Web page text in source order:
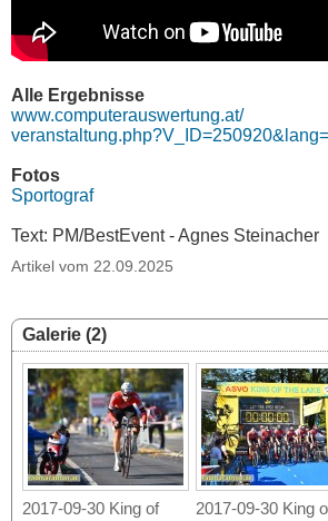
Alle Ergebnisse
www.computerauswertung.at/
Fotos
Sportograf
Text: PM/BestEvent - Agnes Steinacher
Artikel vom 22.09.2025
Galerie (2)
2017-09-30 King of
2017-09-30 King